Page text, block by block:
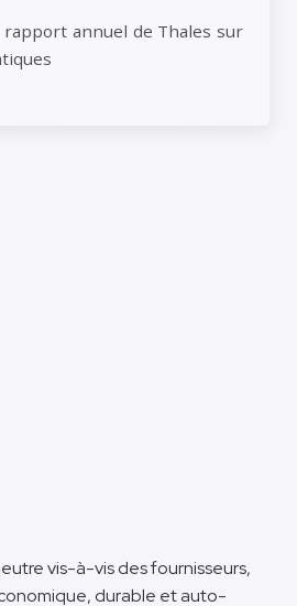
annuel de Thales sur
vis-à-vis des fournisseurs,
durable et auto-